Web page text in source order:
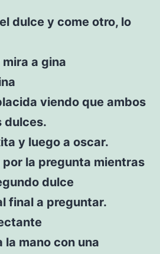
dulce y come otro, lo
a gina
viendo que ambos
dulces.
y luego a oscar.
la pregunta mientras
dulce
final a preguntar.
la mano con una